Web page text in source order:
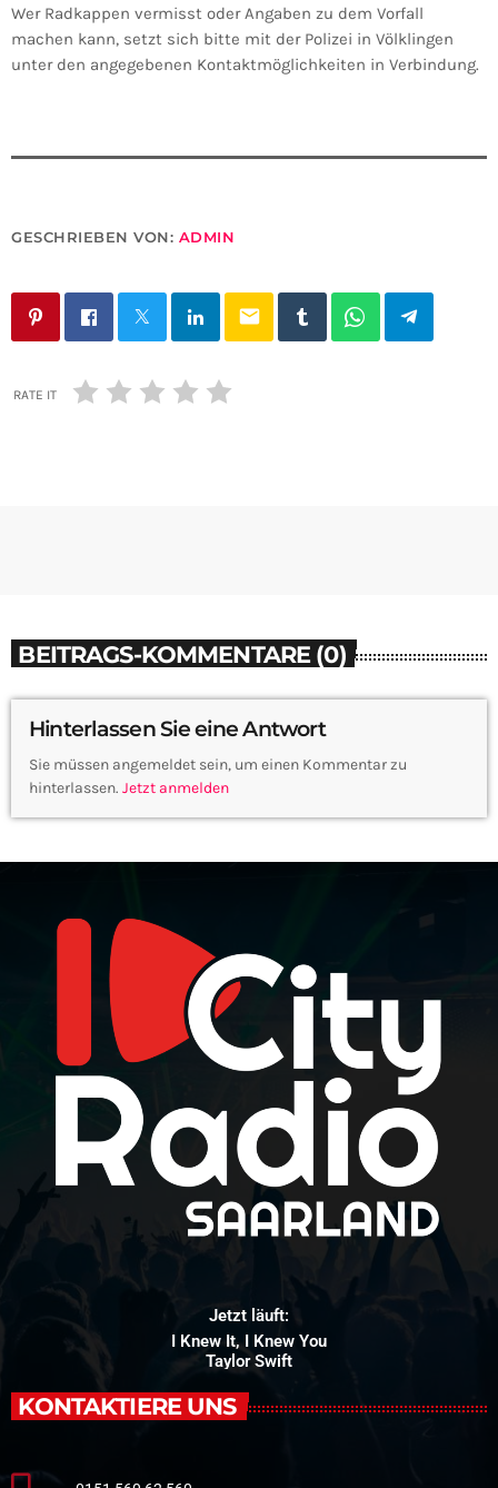
Wer Radkappen vermisst oder Angaben zu dem Vorfall
machen kann, setzt sich bitte mit der Polizei in Völklingen
unter den angegebenen Kontaktmöglichkeiten in Verbindung.
GESCHRIEBEN VON: ADMIN
email
RATE IT
BEITRAGS-KOMMENTARE (0)
Hinterlassen Sie eine Antwort
Sie müssen angemeldet sein, um einen Kommentar zu
hinterlassen. Jetzt anmelden
Jetzt läuft:
I Knew It, I Knew You
Taylor Swift
KONTAKTIERE UNS